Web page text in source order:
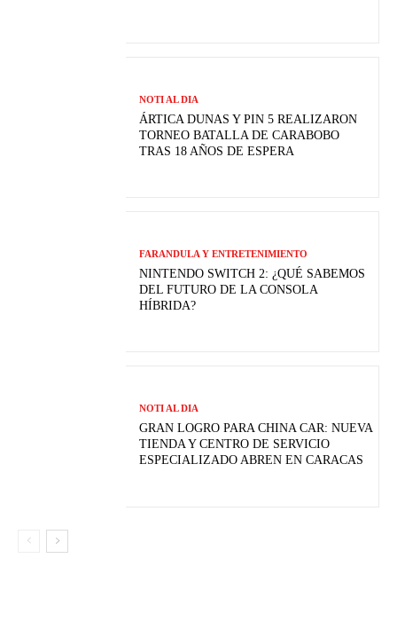
NOTI AL DIA
ÁRTICA DUNAS Y PIN 5 REALIZARON
TORNEO BATALLA DE CARABOBO
TRAS 18 AÑOS DE ESPERA
FARANDULA Y ENTRETENIMIENTO
NINTENDO SWITCH 2: ¿QUÉ SABEMOS
DEL FUTURO DE LA CONSOLA
HÍBRIDA?
NOTI AL DIA
GRAN LOGRO PARA CHINA CAR: NUEVA
TIENDA Y CENTRO DE SERVICIO
ESPECIALIZADO ABREN EN CARACAS